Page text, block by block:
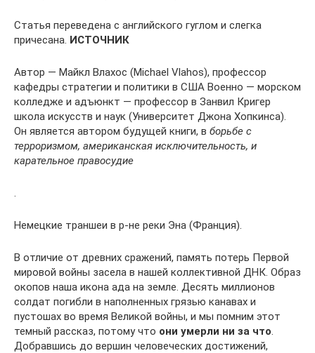
Статья переведена с английского гуглом и слегка
причесана. ИСТОЧНИК
Автор — Майкл Влахос (Michael Vlahos), профессор
кафедры стратегии и политики в США Военно — морском
колледже и адъюнкт — профессор в Занвил Кригер
школа искусств и наук (Университет Джона Хопкинса).
Он является автором будущей книги, в борьбе с
терроризмом, американская исключительность, и
карательное правосудие
.
Немецкие траншеи в р-не реки Эна (Франция).
В отличие от древних сражений, память потерь Первой
мировой войны засела в нашей коллективной ДНК. Образ
окопов наша икона ада на земле. Десять миллионов
солдат погибли в наполненных грязью канавах и
пустошах во время Великой войны, и мы помним этот
темный рассказ, потому что они умерли ни за что.
Добравшись до вершин человеческих достижений,